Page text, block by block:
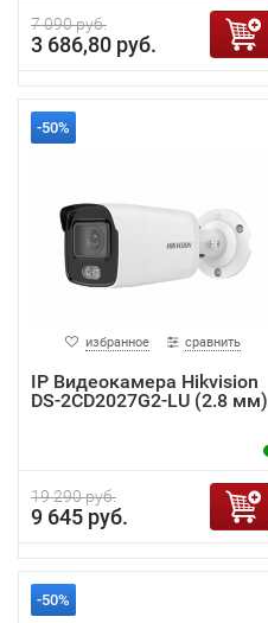
7 090 руб.
3 686,80 руб.
-50%
избранное сравнить
IP Видеокамера Hikvision
DS-2CD2027G2-LU (2.8 мм)
19 290 руб.
9 645 руб.
-50%